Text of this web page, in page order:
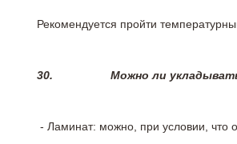
Рекомендуется пройти
30. Можно ли
- Ламинат: можно, при условии, что